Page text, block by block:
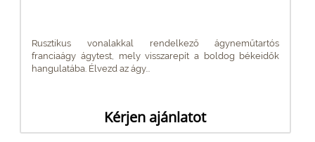
Rusztikus vonalakkal rendelkező ágyneműtartós
franciaágy ágytest, mely visszarepít a boldog békeidők
hangulatába. Élvezd az ágy...
Kérjen ajánlatot